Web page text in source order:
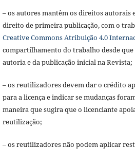
– os autores mantêm os direitos autorais
direito de primeira publicação, com o
Creative Commons Atribuição 4.0
compartilhamento do trabalho desde
autoria e da publicação inicial na Revista;
– os reutilizadores devem dar o crédito
para a licença e indicar se mudanças
maneira que sugira que o licenciante
reutilização;
– os reutilizadores não podem aplicar